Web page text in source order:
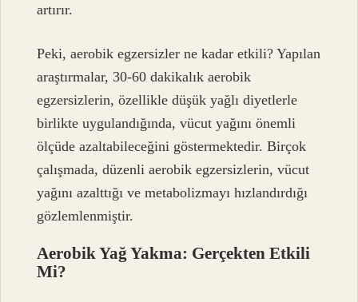
artırır.
Peki, aerobik egzersizler ne kadar etkili? Yapılan
araştırmalar, 30-60 dakikalık aerobik
egzersizlerin, özellikle düşük yağlı diyetlerle
birlikte uygulandığında, vücut yağını önemli
ölçüde azaltabileceğini göstermektedir. Birçok
çalışmada, düzenli aerobik egzersizlerin, vücut
yağını azalttığı ve metabolizmayı hızlandırdığı
gözlemlenmiştir.
Aerobik Yağ Yakma: Gerçekten Etkili
Mi?